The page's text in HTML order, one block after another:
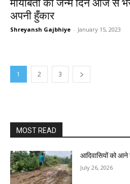
मायाबती का जन्म दिन आज से
अपनी हुँकार
Shreyansh Gajbhiye - January 15, 2023
1 2 3
MOST READ
आदिवासियों को आने
July 26, 2026